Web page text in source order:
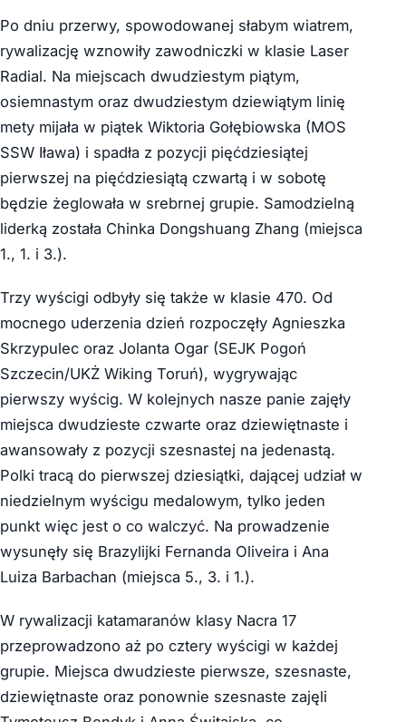
Po dniu przerwy, spowodowanej słabym wiatrem,
rywalizację wznowiły zawodniczki w klasie Laser
Radial. Na miejscach dwudziestym piątym,
osiemnastym oraz dwudziestym dziewiątym linię
mety mijała w piątek Wiktoria Gołębiowska (MOS
SSW Iława) i spadła z pozycji pięćdziesiątej
pierwszej na pięćdziesiątą czwartą i w sobotę
będzie żeglowała w srebrnej grupie. Samodzielną
liderką została Chinka Dongshuang Zhang (miejsca
1., 1. i 3.).
Trzy wyścigi odbyły się także w klasie 470. Od
mocnego uderzenia dzień rozpoczęły Agnieszka
Skrzypulec oraz Jolanta Ogar (SEJK Pogoń
Szczecin/UKŻ Wiking Toruń), wygrywając
pierwszy wyścig. W kolejnych nasze panie zajęły
miejsca dwudzieste czwarte oraz dziewiętnaste i
awansowały z pozycji szesnastej na jedenastą.
Polki tracą do pierwszej dziesiątki, dającej udział w
niedzielnym wyścigu medalowym, tylko jeden
punkt więc jest o co walczyć. Na prowadzenie
wysunęły się Brazylijki Fernanda Oliveira i Ana
Luiza Barbachan (miejsca 5., 3. i 1.).
W rywalizacji katamaranów klasy Nacra 17
przeprowadzono aż po cztery wyścigi w każdej
grupie. Miejsca dwudzieste pierwsze, szesnaste,
dziewiętnaste oraz ponownie szesnaste zajęli